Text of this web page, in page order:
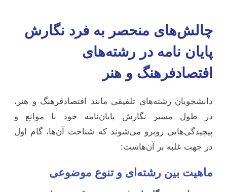
چالش‌های منحصر به فرد نگارش
پایان نامه در رشته‌های
افتصادفرهنگ و هنر
دانشجویان رشته‌های تلفیقی مانند افتصادفرهنگ و هنر،
در طول مسیر نگارش پایان‌نامه خود با موانع و
پیچیدگی‌هایی روبرو می‌شوند که شناخت آن‌ها، گام اول
در جهت غلبه بر آن‌هاست:
ماهیت بین رشته‌ای و تنوع موضوعی